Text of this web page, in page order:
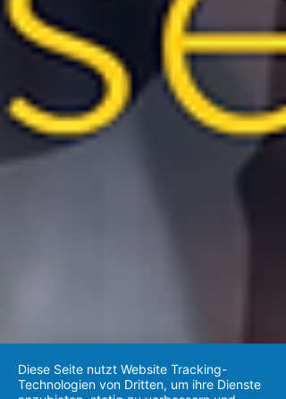
Diese Seite nutzt Website Tracking-
Technologien von Dritten, um ihre Dienste